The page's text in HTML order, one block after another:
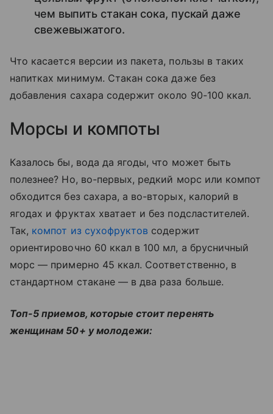
чем выпить стакан сока, пускай даже
свежевыжатого.
Что касается версии из пакета, пользы в таких
напитках минимум. Стакан сока даже без
добавления сахара содержит около 90-100 ккал.
Морсы и компоты
Казалось бы, вода да ягоды, что может быть
полезнее? Но, во-первых, редкий морс или компот
обходится без сахара, а во-вторых, калорий в
ягодах и фруктах хватает и без подсластителей.
Так, компот из сухофруктов содержит
ориентировочно 60 ккал в 100 мл, а брусничный
морс — примерно 45 ккал. Соответственно, в
стандартном стакане — в два раза больше.
Топ-5 приемов, которые стоит перенять
женщинам 50+ у молодежи: